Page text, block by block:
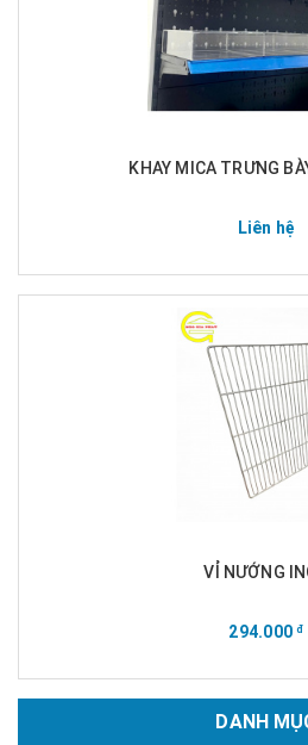
KHAY MICA TRƯNG
Liên hệ
VỈ NƯỚNG
294.000đ
DANH